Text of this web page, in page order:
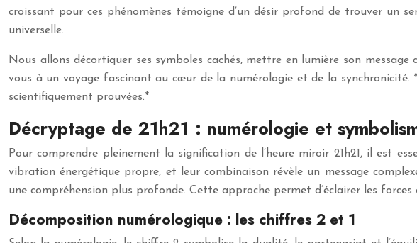
croissant pour ces phénomènes témoigne d’un désir profond de trouver un
universelle.
Nous allons décortiquer ses symboles cachés, mettre en lumière son
vous à un voyage fascinant au cœur de la numérologie et de la
scientifiquement prouvées.*
Décryptage de 21h21 : numérologie et
Pour comprendre pleinement la signification de l’heure miroir 21h21, il est
vibration énergétique propre, et leur combinaison révèle un message
une compréhension plus profonde. Cette approche permet d’éclairer les
Décomposition numérologique : les chiffres 2 et 1